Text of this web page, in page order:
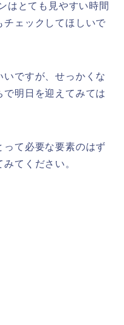
はとても見やすい時間
ェックしてほしいで
ですが、せっかくな
明日を迎えてみては
って必要な要素のはず
てください。